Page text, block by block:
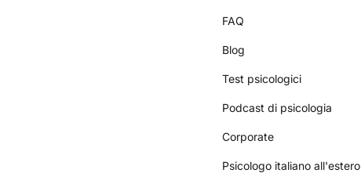
FAQ
Blog
Test psicologici
Podcast di psicologia
Corporate
Psicologo italiano all'estero